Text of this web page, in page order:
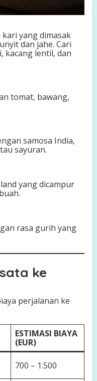
yang dimasak
dan jahe. Cari
kacang lentil, dan
tomat, bawang,
samosa India,
sayuran.
yang dicampur
rasa gurih yang
ke
perjalanan ke
ESTIMASI BIAYA
(EUR)
700 – 1.500